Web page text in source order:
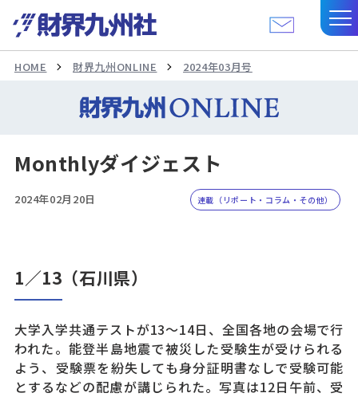
HOME 財界九州ONLINE 2024年03月号
Monthlyダイジェスト
2024年02月20日 連載（リポート・コラム・その他）
1／13（石川県）
大学入学共通テストが13〜14日、全国各地の会場で行
われた。能登半島地震で被災した受験生が受けられる
よう、受験票を紛失しても身分証明書なしで受験可能
とするなどの配慮が講じられた。写真は12日午前、受